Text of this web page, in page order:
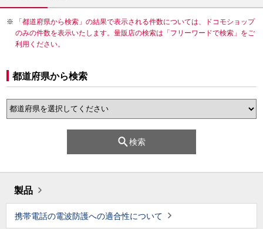
「都道府県から検索」の結果で表示される件数については、ドコモショップ
のみの件数を表示いたします。量販店の検索は「フリーワードで検索」をご
利用ください。
都道府県から検索
検索
製品
携帯電話の電波防護への適合性について